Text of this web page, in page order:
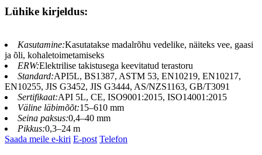
Lühike kirjeldus:
Kasutamine:Kasutatakse madalrõhu vedelike, näiteks vee, gaasi
ja õli, kohaletoimetamiseks
ERW:Elektrilise takistusega keevitatud terastoru
Standard:API5L, BS1387, ASTM 53, EN10219, EN10217,
EN10255, JIS G3452, JIS G3444, AS/NZS1163, GB/T3091
Sertifikaat:API 5L, CE, ISO9001:2015, ISO14001:2015
Väline läbimõõt:15–610 mm
Seina paksus:0,4–40 mm
Pikkus:0,3–24 m
Saada meile e-kiri E-post Telefon